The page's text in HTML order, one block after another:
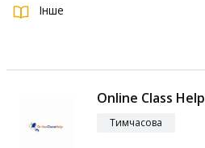
Інше
Online Class Help
Тимчасова